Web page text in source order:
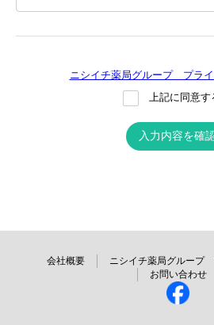
ニシイチ薬局グループ プラ
上記に同意す
入力内容を確
会社概要
ニシイチ薬局グループ
お問い合わせ